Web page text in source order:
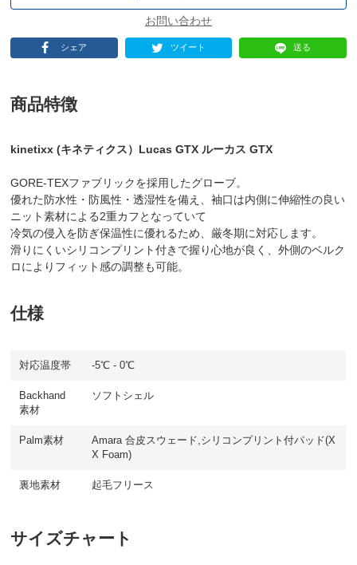
シェア ツイート 送る
商品特徴
kinetixx (キネティクス）Lucas GTX ルーカス GTX
GORE-TEXファブリックを採用したグローブ。
優れた防水性・防風性・透湿性を備え、袖口は内側に伸縮性の良い
ニット素材による2重カフとなっていて
冷気の侵入を防ぎ保温性に優れるため、厳冬期に対応します。
滑りにくいシリコンプリント付きで握り心地が良く、外側のベルク
ロによりフィット感の調整も可能。
仕様
対応温度帯 -5℃ - 0℃
Backhand
素材
ソフトシェル
Palm素材
Amara 合皮スウェード,シリコンプリント付パッド(X
X Foam)
裏地素材 起毛フリース
サイズチャート